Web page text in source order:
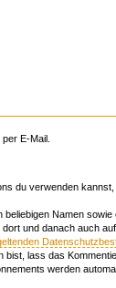
E-Mail.
du verwenden
Namen
und danach auch
lass das
werden